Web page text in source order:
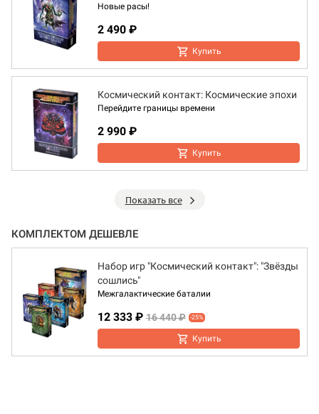
Новые расы!
2 490 ₽
Купить
Космический контакт: Космические эпохи
Перейдите границы времени
2 990 ₽
Купить
Показать все
КОМПЛЕКТОМ ДЕШЕВЛЕ
Набор игр "Космический контакт": "Звёзды
сошлись"
Межгалактические баталии
12 333 ₽ 16 440 ₽ -25%
Купить